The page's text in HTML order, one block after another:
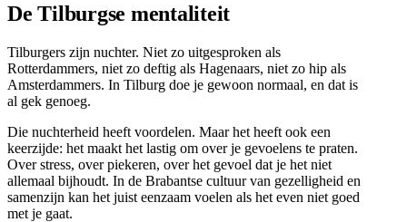
De Tilburgse mentaliteit
Tilburgers zijn nuchter. Niet zo uitgesproken als
Rotterdammers, niet zo deftig als Hagenaars, niet zo hip als
Amsterdammers. In Tilburg doe je gewoon normaal, en dat is
al gek genoeg.
Die nuchterheid heeft voordelen. Maar het heeft ook een
keerzijde: het maakt het lastig om over je gevoelens te praten.
Over stress, over piekeren, over het gevoel dat je het niet
allemaal bijhoudt. In de Brabantse cultuur van gezelligheid en
samenzijn kan het juist eenzaam voelen als het even niet goed
met je gaat.